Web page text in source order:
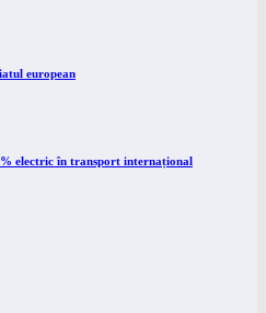
european
electric în transport internațional